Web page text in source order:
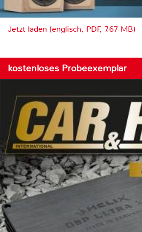
Jetzt laden (englisch, PDF, 7.67 MB)
kostenloses Probeexemplar